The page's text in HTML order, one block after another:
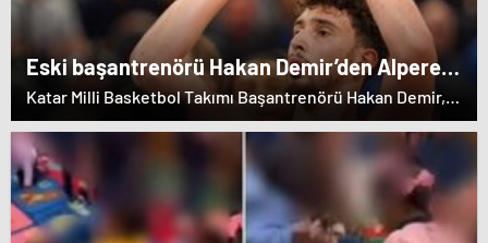
Eski başantrenörü Hakan Demir’den Alperen
Şengün’e övgü
Katar Milli Basketbol Takımı Başantrenörü Hakan Demir,
eski öğrencisi Alperen Şengün'e övgülerde bulundu.